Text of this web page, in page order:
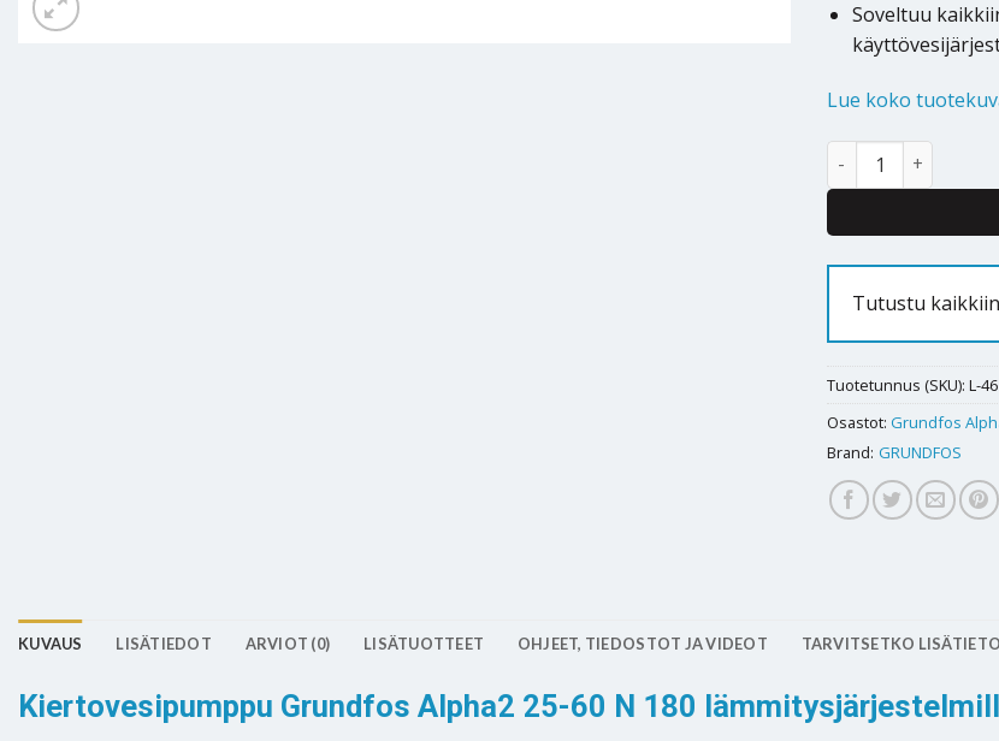
Soveltuu
Lue koko
Käyttövesipumppu
Tutustu
Tuotetunnus (SKU): L-
Osastot: Grundfos
Brand: GRUNDFOS
KUVAUS LISÄTIEDOT ARVIOT (0) LISÄTUOTTEET OHJEET, TIEDOSTOT JA VIDEOT TARVITSETKO
Kiertovesipumppu Grundfos Alpha2 25-60 N 180